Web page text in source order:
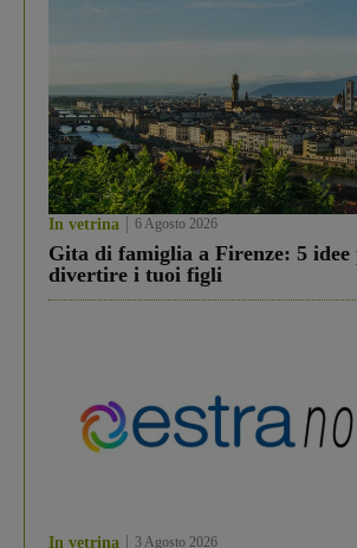
In vetrina 6 Agosto 2026
Gita di famiglia a Firenze: 5
divertire i tuoi figli
In vetrina 3 Agosto 2026